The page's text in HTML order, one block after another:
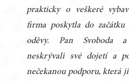
prakticky o veškeré
firma poskytla do
oděvy. Pan Svoboda
neskrývali své dojetí a
nečekanou podporu, která